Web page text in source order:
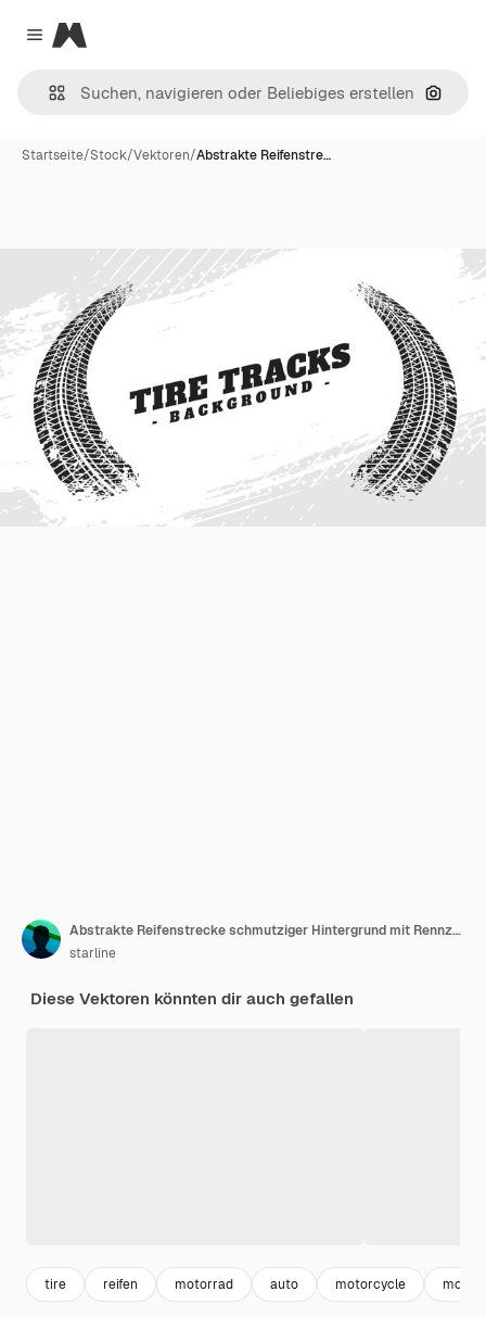
Close menu
Magnific
Nach
Startseite/Stock/Vektoren/Abstrakte Reifenstre…
Abstrakte Reifenstrecke schmutziger Hintergrund mit Rennzeichen-Design
starline
Diese Vektoren könnten dir auch gefallen
tire reifen motorrad auto motorcycle motor